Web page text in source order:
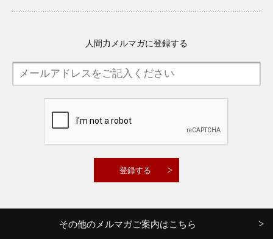
人間力メルマガに登録する
その他のメルマガご案内はこちら